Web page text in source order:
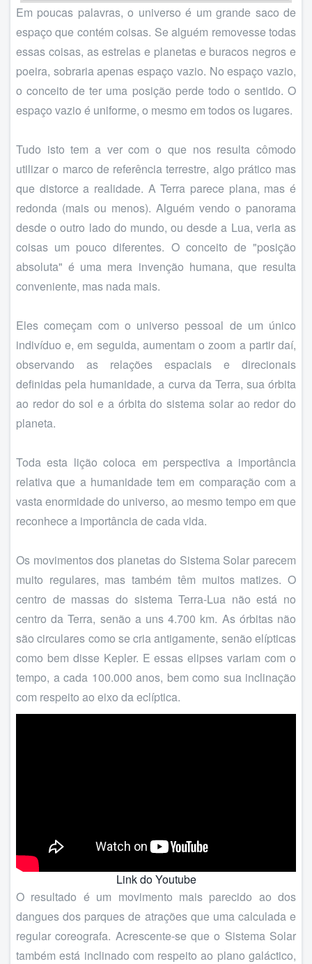
Em poucas palavras, o universo é um grande saco de
espaço que contém coisas. Se alguém removesse todas
essas coisas, as estrelas e planetas e buracos negros e
poeira, sobraria apenas espaço vazio. No espaço vazio,
o conceito de ter uma posição perde todo o sentido. O
espaço vazio é uniforme, o mesmo em todos os lugares.
Tudo isto tem a ver com o que nos resulta cômodo
utilizar o marco de referência terrestre, algo prático mas
que distorce a realidade. A Terra parece plana, mas é
redonda (mais ou menos). Alguém vendo o panorama
desde o outro lado do mundo, ou desde a Lua, veria as
coisas um pouco diferentes. O conceito de "posição
absoluta" é uma mera invenção humana, que resulta
conveniente, mas nada mais.
Eles começam com o universo pessoal de um único
indivíduo e, em seguida, aumentam o zoom a partir daí,
observando as relações espaciais e direcionais
definidas pela humanidade, a curva da Terra, sua órbita
ao redor do sol e a órbita do sistema solar ao redor do
planeta.
Toda esta lição coloca em perspectiva a importância
relativa que a humanidade tem em comparação com a
vasta enormidade do universo, ao mesmo tempo em que
reconhece a importância de cada vida.
Os movimentos dos planetas do Sistema Solar parecem
muito regulares, mas também têm muitos matizes. O
centro de massas do sistema Terra-Lua não está no
centro da Terra, senão a uns 4.700 km. As órbitas não
são circulares como se cria antigamente, senão elípticas
como bem disse Kepler. E essas elipses variam com o
tempo, a cada 100.000 anos, bem como sua inclinação
com respeito ao eixo da eclíptica.
Link do Youtube
O resultado é um movimento mais parecido ao dos
dangues dos parques de atrações que uma calculada e
regular coreografa. Acrescente-se que o Sistema Solar
também está inclinado com respeito ao plano galáctico,